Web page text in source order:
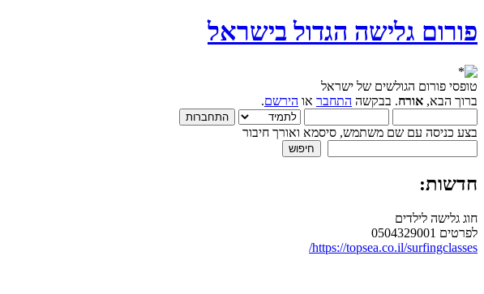
פורום גלישה הגדול בישראל
טופסי פורום הגולשים של ישראל
ברוך הבא, אורח. בבקשה התחבר או הירשם.
בצע כניסה עם שם משתמש, סיסמא ואורך חיבור
חדשות:
חוג גלישה לילדים
לפרטים 0504329001
https://topsea.co.il/surfingclasses/